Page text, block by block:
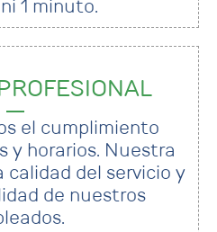
1 minuto.
el cumplimiento
y horarios. Nuestra
del servicio y
de nuestros